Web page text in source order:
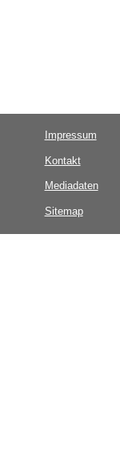
Impressum
Kontakt
Mediadaten
Sitemap